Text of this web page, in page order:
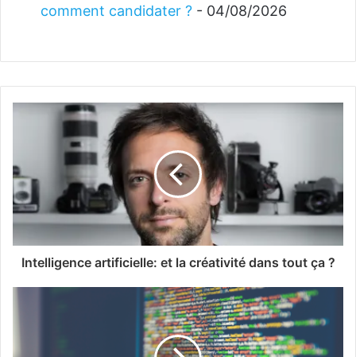
comment candidater ? - 04/08/2026
Intelligence artificielle: et la créativité dans tout ça ?